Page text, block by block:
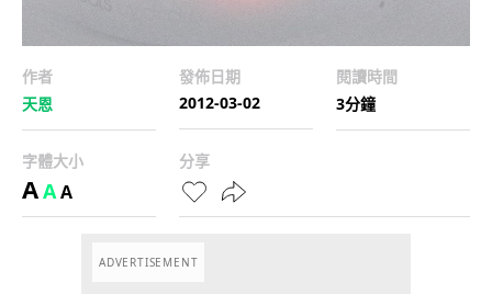
作者
天恩
發佈日期
2012-03-02
閱讀時間
3分鐘
字體大小
AAA
分享
ADVERTISEMENT